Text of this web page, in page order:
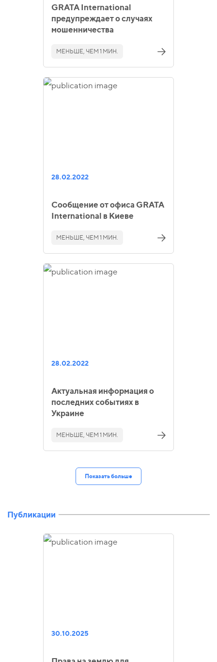
GRATA International
предупреждает о случаях
мошенничества
МЕНЬШЕ, ЧЕМ 1 МИН.
28.02.2022
Сообщение от офиса GRATA
International в Киеве
МЕНЬШЕ, ЧЕМ 1 МИН.
28.02.2022
Актуальная информация о
последних событиях в
Украине
МЕНЬШЕ, ЧЕМ 1 МИН.
Показать больше
Публикации
30.10.2025